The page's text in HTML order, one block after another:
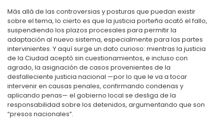
Más allá de las controversias y posturas que puedan existir
sobre el tema, lo cierto es que la justicia porteña acató el fallo,
suspendiendo los plazos procesales para permitir la
adaptación al nuevo sistema, especialmente para las partes
intervinientes. Y aquí surge un dato curioso: mientras la justicia
de la Ciudad aceptó sin cuestionamientos, e incluso con
agrado, la asignación de casos provenientes de la
desfalleciente justicia nacional —por lo que le va a tocar
intervenir en causas penales, confirmando condenas y
aplicando penas— el gobierno local se desliga de la
responsabilidad sobre los detenidos, argumentando que son
“presos nacionales”.